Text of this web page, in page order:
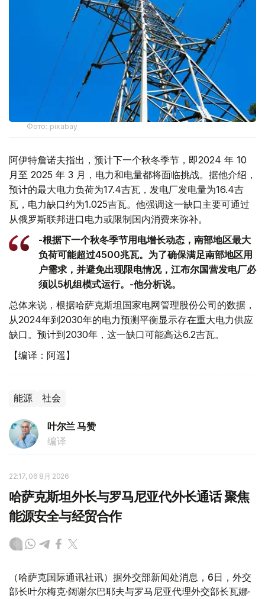
Фото: pixabay
阿伊特詹诺夫指出，预计下一个秋冬季节，即2024 年 10
月至 2025 年 3 月，电力和电量都将面临挑战。据他介绍，
预计的最大电力负荷为17.4吉瓦，发电厂发电量为16.4吉
瓦，电力缺口约为1.025吉瓦。他强调这一缺口主要可通过
从俄罗斯联邦进口电力或限制国内消费来弥补。
-根据下一个秋冬季节用电增长动态，南部地区最大
负荷可能超过4500兆瓦。为了确保满足南部地区用
户需求，并避免出现限电情况，江布尔国营发电厂必
须以5机组模式运行。-他分析说。
总体来说，根据哈萨克斯坦国家电网管理股份公司的数据，
从2024年到2030年的电力预测平衡显示存在重大电力供应
缺口。预计到2030年，这一缺口可能高达6.2吉瓦。
【编译：阿遥】
能源 社会
叶尔兰 马赞
编译
22:17, 06 8月 2026
哈萨克斯坦外长与罗马尼亚代外长通话 聚焦
能源安全与经贸合作
（哈萨克国际通讯社讯）据外交部新闻处消息，6日，外交
部长叶尔梅克·阔谢尔巴耶夫与罗马尼亚代理外交部长瓦娜·